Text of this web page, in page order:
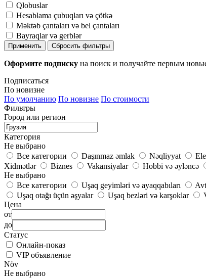
Qlobuslar
Hesablama çubuqları və çötkə
Məktəb çantaları və bel çantaları
Bayraqlar və gerblər
Применить Сбросить фильтры
Оформите подписку на поиск и получайте первым
Подписаться
По новизне
По умолчанию По новизне По стоимости
Фильтры
Город или регион
Категория
Не выбрано
Все категории
Daşınmaz əmlak Nəqliyyat
Xidmətlər
Biznes Vakansiyalar Hobbi və əyləncə
Не выбрано
Все категории
Uşaq geyimləri və ayaqqabıları
Uşaq otağı üçün əşyalar
Uşaq bezləri və karşoklar
Цена
от
до
Статус
Онлайн-показ
VIP объявление
Növ
Не выбрано